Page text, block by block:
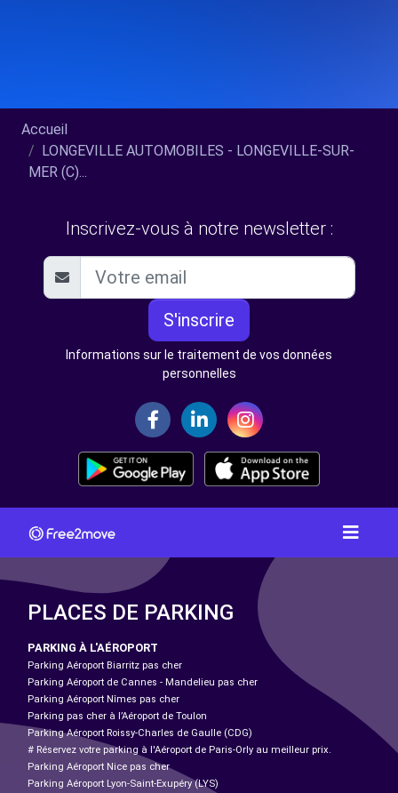
Accueil
LONGEVILLE AUTOMOBILES - LONGEVILLE-SUR-
MER (C)...
Inscrivez-vous à notre newsletter :
S'inscrire
Informations sur le traitement de vos données
personnelles
PLACES DE PARKING
PARKING À L'AÉROPORT
Parking Aéroport Biarritz pas cher
Parking Aéroport de Cannes - Mandelieu pas cher
Parking Aéroport Nîmes pas cher
Parking pas cher à l’Aéroport de Toulon
Parking Aéroport Roissy-Charles de Gaulle (CDG)
# Réservez votre parking à l'Aéroport de Paris-Orly au meilleur prix.
Parking Aéroport Nice pas cher
Parking Aéroport Lyon-Saint-Exupéry (LYS)